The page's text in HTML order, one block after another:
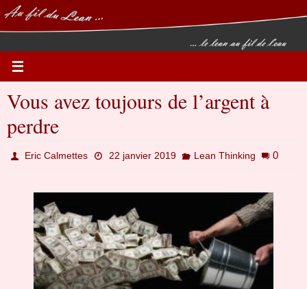
Passer
vers
le
Vous avez toujours de l’argent à
perdre
Eric Calmettes 22 janvier 2019 Lean Thinking 0